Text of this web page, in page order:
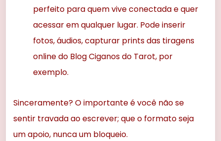
perfeito para quem vive conectada e quer
acessar em qualquer lugar. Pode inserir
fotos, áudios, capturar prints das tiragens
online do Blog Ciganos do Tarot, por
exemplo.
Sinceramente? O importante é você não se
sentir travada ao escrever; que o formato seja
um apoio, nunca um bloqueio.